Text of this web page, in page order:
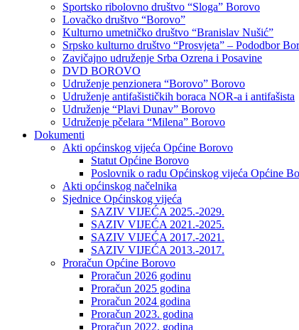
Sportsko ribolovno društvo “Sloga” Borovo
Lovačko društvo “Borovo”
Kulturno umetničko društvo “Branislav Nušić”
Srpsko kulturno društvo “Prosvjeta” – Pododbor
Zavičajno udruženje Srba Ozrena i Posavine
DVD BOROVO
Udruženje penzionera “Borovo” Borovo
Udruženje antifašističkih boraca NOR-a i antifašista
Udruženje “Plavi Dunav” Borovo
Udruženje pčelara “Milena” Borovo
Dokumenti
Akti općinskog vijeća Općine Borovo
Statut Općine Borovo
Poslovnik o radu Općinskog vijeća Općine
Akti općinskog načelnika
Sjednice Općinskog vijeća
SAZIV VIJEĆA 2025.-2029.
SAZIV VIJEĆA 2021.-2025.
SAZIV VIJEĆA 2017.-2021.
SAZIV VIJEĆA 2013.-2017.
Proračun Općine Borovo
Proračun 2026 godinu
Proračun 2025 godina
Proračun 2024 godina
Proračun 2023. godina
Proračun 2022. godina